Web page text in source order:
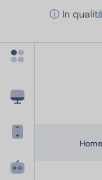
ⓘ In
Apri menu
Home